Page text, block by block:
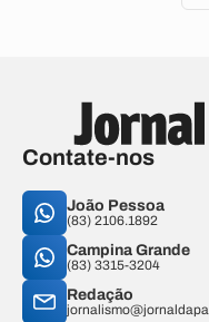
Contate-nos
João Pessoa
(83) 2106.1892
Campina Grande
(83) 3315-3204
Redação